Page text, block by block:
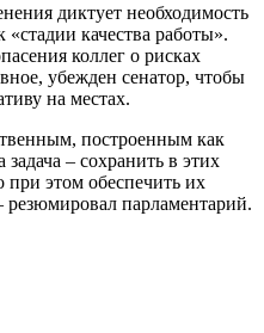
диктует необходимость
«стадии качества работы».
коллег о рисках
убежден сенатор, чтобы
на местах.
построенным как
– сохранить в этих
при этом обеспечить их
парламентарий.